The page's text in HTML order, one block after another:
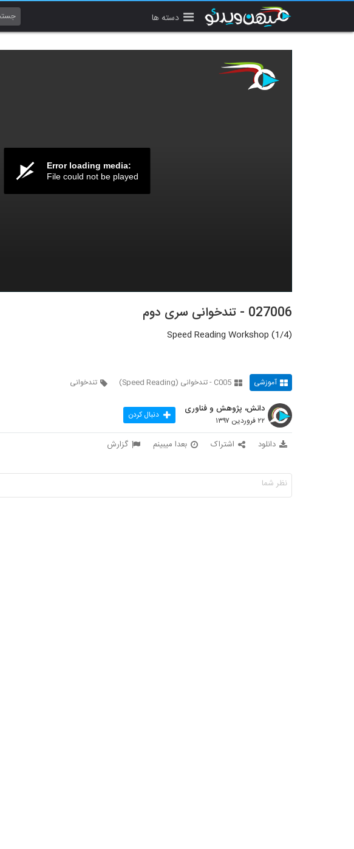
دسته ها
Error loading media:
File could not be played
027006 - تندخوانی سری دوم
Speed Reading Workshop (1/4)
آموزشی C005 - تندخوانی (Speed Reading) تندخوانی
دانش، پژوهش و فناوری
۲۲ فروردین ۱۳۹۷ دنبال کردن
دانلود اشتراک بعدا میبینم گزارش